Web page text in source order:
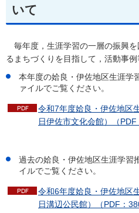
いて
毎年度， 生涯学習の一層の振興
るまちづくりを目指して，活動事
本年度の姶良・伊佐地区生涯学
ァイルでご覧ください。
令和7年度姶良・伊佐地区
日伊佐市文化会館）（PDF
過去の姶良・伊佐地区生涯学習
イルでご覧ください。
令和6年度姶良・伊佐地区
日溝辺公民館）（PDF：